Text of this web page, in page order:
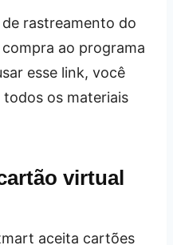
rastreamento do
ao programa
esse link, você
os materiais
virtual
aceita cartões